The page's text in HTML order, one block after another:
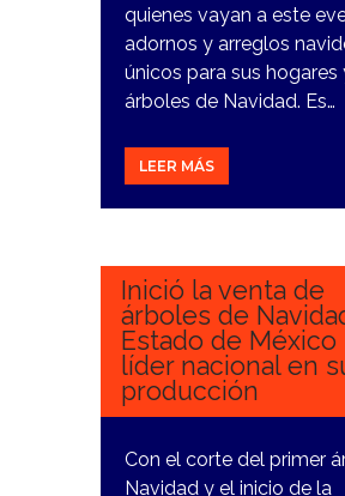
quienes vayan a este
adornos y arreglos
únicos para sus hogares
árboles de Navidad. Es…
LEER MÁS
10
Inició la venta de
árboles de
Estado de México
líder nacional en
producción
Con el corte del primer
Navidad y el inicio de la